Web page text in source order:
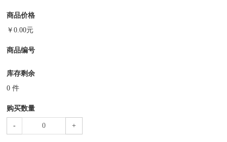
商品价格
￥ 0.00元
商品编号
库存剩余
0 件
购买数量
- +